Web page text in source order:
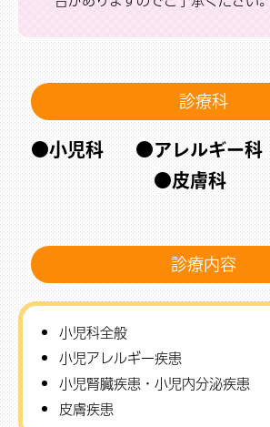
診療科
小児科 アレルギー科
皮膚科
診療内容
小児科全般
小児アレルギー疾患
小児腎臓疾患・小児内分泌疾患
皮膚疾患